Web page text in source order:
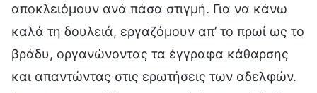
αποκλειόμουν ανά πάσα στιγμή. Για να κάνω
καλά τη δουλειά, εργαζόμουν απ’ το πρωί ως το
βράδυ, οργανώνοντας τα έγγραφα κάθαρσης
και απαντώντας στις ερωτήσεις των αδελφών.